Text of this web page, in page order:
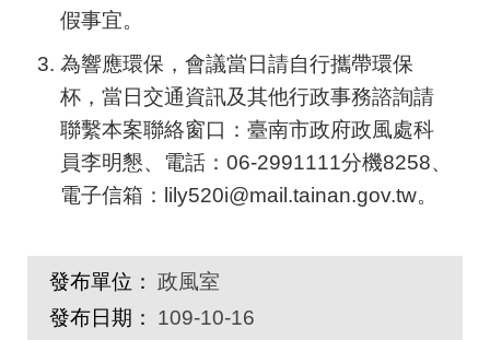
假事宜。
為響應環保，會議當日請自行攜帶環保
杯，當日交通資訊及其他行政事務諮詢請
聯繫本案聯絡窗口：臺南市政府政風處科
員李明懇、電話：06-2991111分機8258、
電子信箱：lily520i@mail.tainan.gov.tw。
發布單位： 政風室
發布日期：
109-10-16